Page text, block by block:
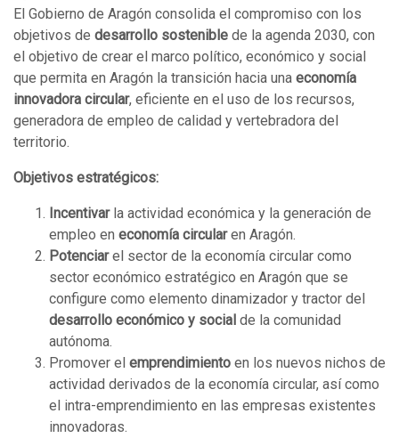
El Gobierno de Aragón consolida el compromiso con los
objetivos de desarrollo sostenible de la agenda 2030, con
el objetivo de crear el marco político, económico y social
que permita en Aragón la transición hacia una economía
innovadora circular, eficiente en el uso de los recursos,
generadora de empleo de calidad y vertebradora del
territorio.
Objetivos estratégicos:
Incentivarla actividad económica y la generación de
empleo en economía circularen Aragón.
Potenciarel sector de la economía circular como
sector económico estratégico en Aragón que se
configure como elemento dinamizador y tractor del
desarrollo económico y social de la comunidad
autónoma.
Promover el emprendimiento en los nuevos nichos de
actividad derivados de la economía circular, así como
el intra-emprendimiento en las empresas existentes
innovadoras.